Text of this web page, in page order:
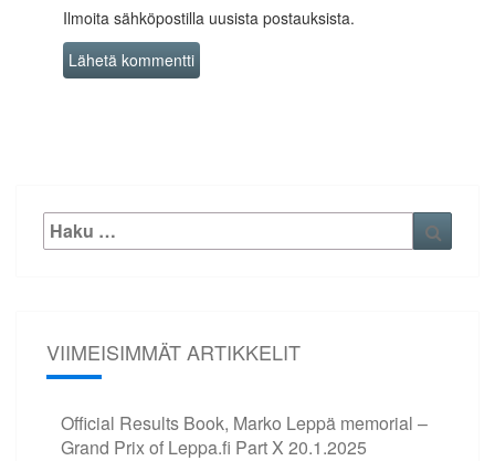
Ilmoita sähköpostilla uusista postauksista.
Etsi:
VIIMEISIMMÄT ARTIKKELIT
Official Results Book, Marko Leppä memorial –
Grand Prix of Leppa.fi Part X 20.1.2025